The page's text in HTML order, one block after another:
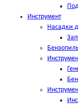
Инструмент
Насадки